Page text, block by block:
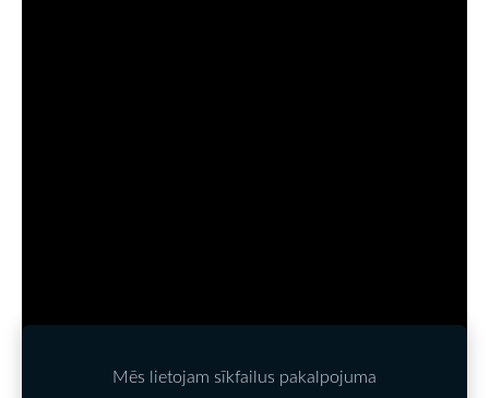
Mēs lietojam sīkfailus pakalpojuma